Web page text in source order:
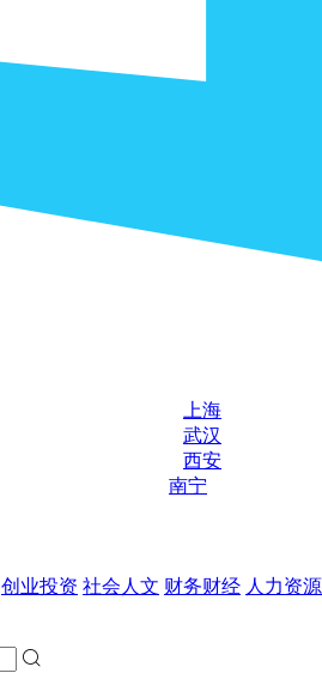
上海
武汉
西安
南宁
创业投资 社会人文 财务财经 人力资源